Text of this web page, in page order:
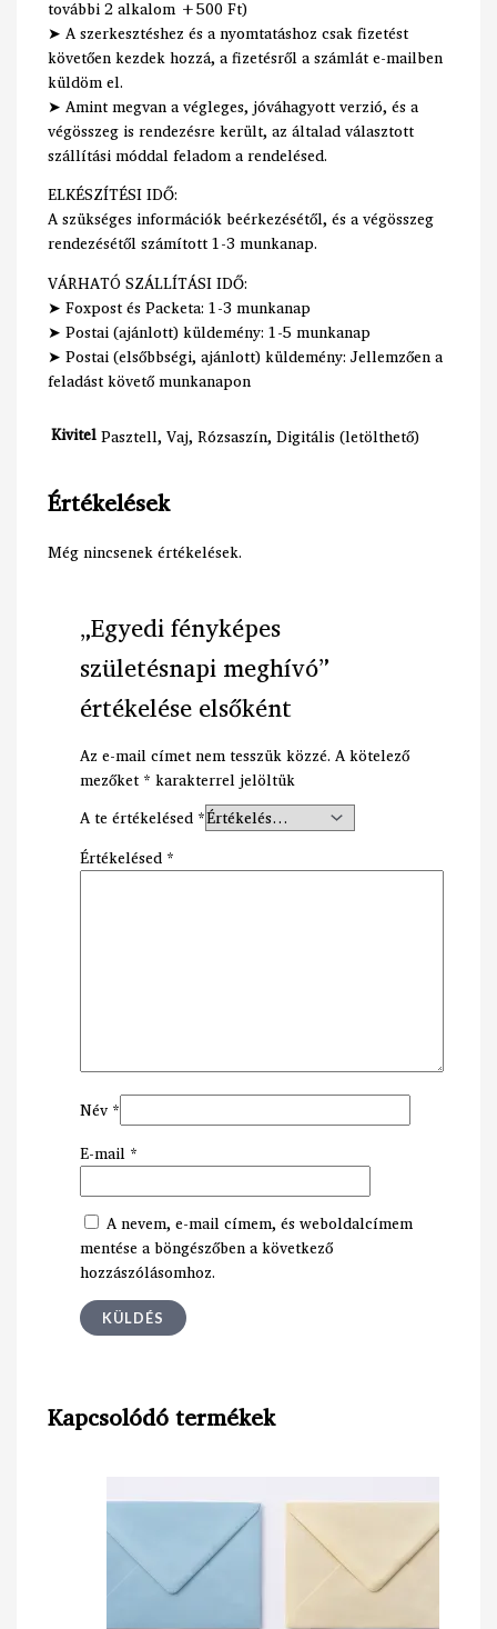
további 2 alkalom +500 Ft)
➤ A szerkesztéshez és a nyomtatáshoz csak fizetést
követően kezdek hozzá, a fizetésről a számlát e-mailben
küldöm el.
➤ Amint megvan a végleges, jóváhagyott verzió, és a
végösszeg is rendezésre került, az általad választott
szállítási móddal feladom a rendelésed.
ELKÉSZÍTÉSI IDŐ:
A szükséges információk beérkezésétől, és a végösszeg
rendezésétől számított 1-3 munkanap.
VÁRHATÓ SZÁLLÍTÁSI IDŐ:
➤ Foxpost és Packeta: 1-3 munkanap
➤ Postai (ajánlott) küldemény: 1-5 munkanap
➤ Postai (elsőbbségi, ajánlott) küldemény: Jellemzően a
feladást követő munkanapon
KivitelPasztell, Vaj, Rózsaszín, Digitális (letölthető)
Értékelések
Még nincsenek értékelések.
„Egyedi fényképes
születésnapi meghívó”
értékelése elsőként
Az e-mail címet nem tesszük közzé. A kötelező
mezőket * karakterrel jelöltük
A te értékelésed *
Értékelésed *
Név *
E-mail *
A nevem, e-mail címem, és weboldalcímem
mentése a böngészőben a következő
hozzászólásomhoz.
Kapcsolódó termékek